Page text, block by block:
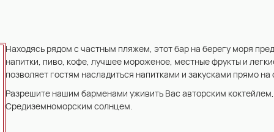
Находясь рядом с частным пляжем, этот бар на берегу моря
напитки, пиво, кофе, лучшее мороженое, местные фрукты и
позволяет гостям насладиться напитками и закусками прямо
Разрешите нашим барменами уживить Вас авторским
Средиземноморским солнцем.